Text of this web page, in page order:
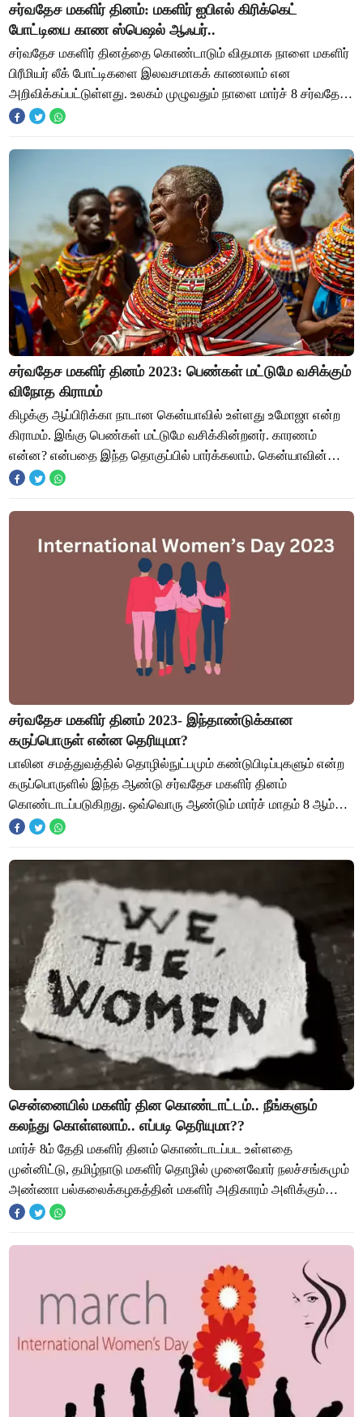
சர்வதேச மகளிர் தினம்: மகளிர் ஐபிஎல் கிரிக்கெட்
போட்டியை காண ஸ்பெஷல் ஆஃபர்..
சர்வதேச மகளிர் தினத்தை கொண்டாடும் விதமாக நாளை மகளிர்
பிரீமியர் லீக் போட்டிகளை இலவசமாகக் காணலாம் என
அறிவிக்கப்பட்டுள்ளது. உலகம் முழுவதும் நாளை மார்ச் 8 சர்வதேச
மகளிர் தினம் கொண்டாடப்படுகிறது. பெண்களுக
சர்வதேச மகளிர் தினம் 2023: பெண்கள் மட்டுமே வசிக்கும்
விநோத கிராமம்
கிழக்கு ஆப்பிரிக்கா நாடான கென்யாவில் உள்ளது உமோஜா என்ற
கிராமம். இங்கு பெண்கள் மட்டுமே வசிக்கின்றனர். காரணம்
என்ன? என்பதை இந்த தொகுப்பில் பார்க்கலாம். கென்யாவின்
வடக்குப்பகுதியில் உள்ள உமோஜா கிராமத்தி
சர்வதேச மகளிர் தினம் 2023- இந்தாண்டுக்கான
கருப்பொருள் என்ன தெரியுமா?
பாலின சமத்துவத்தில் தொழில்நுட்பமும் கண்டுபிடிப்புகளும் என்ற
கருப்பொருளில் இந்த ஆண்டு சர்வதேச மகளிர் தினம்
கொண்டாடப்படுகிறது. ஒவ்வொரு ஆண்டும் மார்ச் மாதம் 8 ஆம்
தேதி சர்வதேச மகளிர் தினம் கொண்டாடப்படுக
சென்னையில் மகளிர் தின கொண்டாட்டம்.. நீங்களும்
கலந்து கொள்ளலாம்.. எப்படி தெரியுமா??
மார்ச் 8ம் தேதி மகளிர் தினம் கொண்டாடப்பட உள்ளதை
முன்னிட்டு, தமிழ்நாடு மகளிர் தொழில் முனைவோர் நலச்சங்கமும்
அண்ணா பல்கலைக்கழகத்தின் மகளிர் அதிகாரம் அளிக்கும்
மையமும் இணைந்து மகளிர் தின விழாவை சிறப்பாக